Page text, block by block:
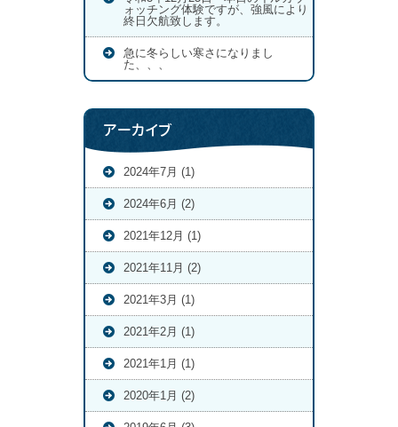
ォッチング体験ですが、強風により
終日欠航致します。
急に冬らしい寒さになりまし
た、、、
アーカイブ
2024年7月 (1)
2024年6月 (2)
2021年12月 (1)
2021年11月 (2)
2021年3月 (1)
2021年2月 (1)
2021年1月 (1)
2020年1月 (2)